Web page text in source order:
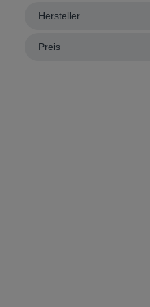
Hersteller
Preis